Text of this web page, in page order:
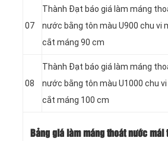
07
Thành Đạt báo giá làm máng
nước bằng tôn màu U900 chu vi
cắt máng 90 cm
08
Thành Đạt báo giá làm máng
nước bằng tôn màu U1000 chu
cắt máng 100 cm
Bảng giá làm máng thoát nước mái